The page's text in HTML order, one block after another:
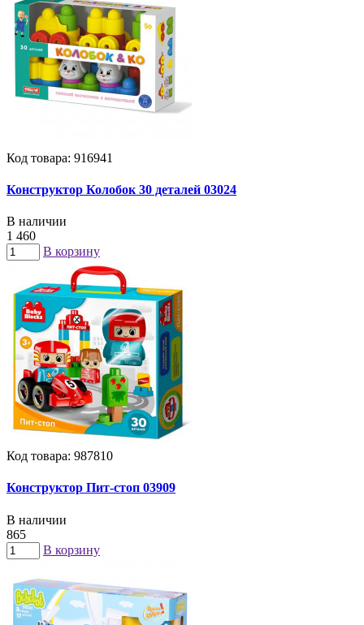
Код товара: 916941
Конструктор Колобок 30 деталей 03024
В наличии
1 460
В корзину
Код товара: 987810
Конструктор Пит-стоп 03909
В наличии
865
В корзину